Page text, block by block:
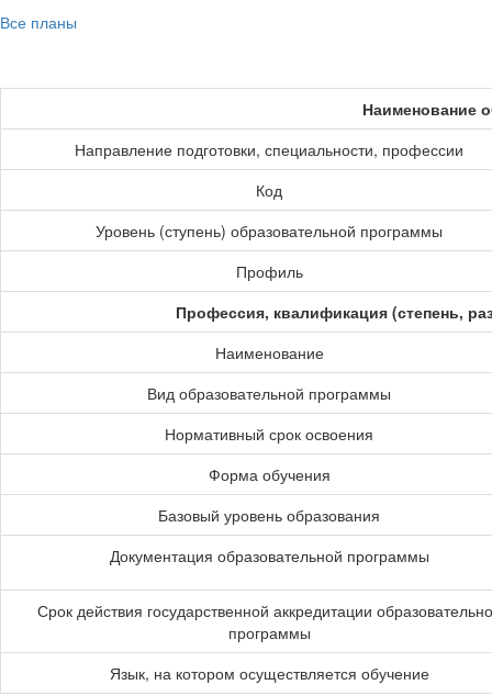
Все планы
Наименование
Направление подготовки, специальности, профессии
Код
Уровень (ступень) образовательной программы
Профиль
Профессия, квалификация (степень,
Наименование
Вид образовательной программы
Нормативный срок освоения
Форма обучения
Базовый уровень образования
Документация образовательной программы
Срок действия государственной аккредитации
программы
Язык, на котором осуществляется обучение